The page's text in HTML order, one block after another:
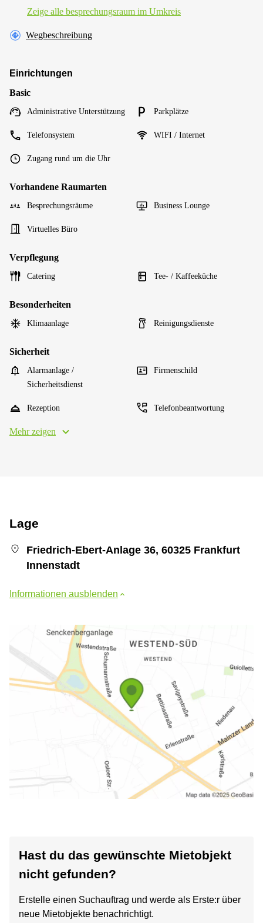
Zeige alle besprechungsraum im Umkreis
Wegbeschreibung
Einrichtungen
Basic
Administrative Unterstützung Parkplätze
Telefonsystem WIFI / Internet
Zugang rund um die Uhr
Vorhandene Raumarten
Besprechungsräume Business Lounge
Virtuelles Büro
Verpflegung
Catering Tee- / Kaffeeküche
Besonderheiten
Klimaanlage Reinigungsdienste
Sicherheit
Alarmanlage /
Sicherheitsdienst
Firmenschild
Rezeption Telefonbeantwortung
Mehr zeigen
Lage
Friedrich-Ebert-Anlage 36, 60325 Frankfurt
Innenstadt
Informationen ausblenden
Hast du das gewünschte Mietobjekt
nicht gefunden?
Erstelle einen Suchauftrag und werde als Erste:r über
neue Mietobjekte benachrichtigt.